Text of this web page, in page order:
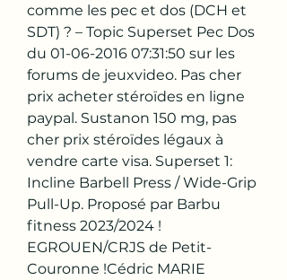
comme les pec et dos (DCH et
SDT) ? – Topic Superset Pec Dos
du 01-06-2016 07:31:50 sur les
forums de jeuxvideo. Pas cher
prix acheter stéroïdes en ligne
paypal. Sustanon 150 mg, pas
cher prix stéroïdes légaux à
vendre carte visa. Superset 1:
Incline Barbell Press / Wide-Grip
Pull-Up. Proposé par Barbu
fitness 2023/2024 !
EGROUEN/CRJS de Petit-
Couronne !Cédric MARIE